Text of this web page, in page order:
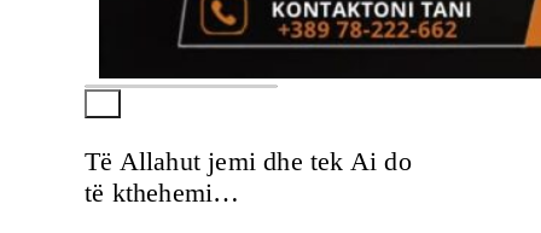
Të Allahut jemi dhe tek Ai do
të kthehemi…